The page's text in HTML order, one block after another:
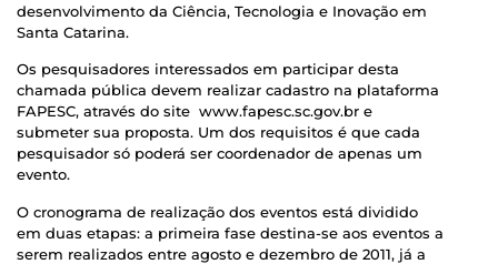
desenvolvimento da Ciência, Tecnologia e Inovação em
Santa Catarina.
Os pesquisadores interessados em participar desta
chamada pública devem realizar cadastro na plataforma
FAPESC, através do site www.fapesc.sc.gov.br e
submeter sua proposta. Um dos requisitos é que cada
pesquisador só poderá ser coordenador de apenas um
evento.
O cronograma de realização dos eventos está dividido
em duas etapas: a primeira fase destina-se aos eventos a
serem realizados entre agosto e dezembro de 2011, já a